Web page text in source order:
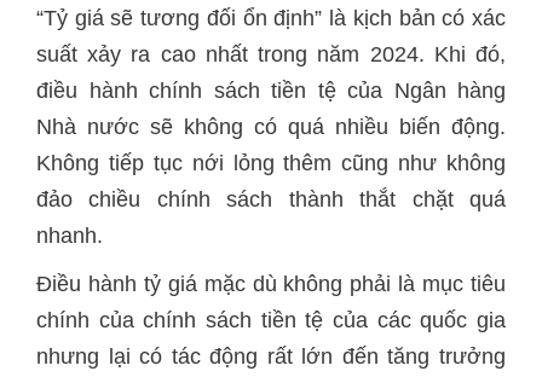
“Tỷ giá sẽ tương đối ổn định” là kịch bản có xác
suất xảy ra cao nhất trong năm 2024. Khi đó,
điều hành chính sách tiền tệ của Ngân hàng
Nhà nước sẽ không có quá nhiều biến động.
Không tiếp tục nới lỏng thêm cũng như không
đảo chiều chính sách thành thắt chặt quá
nhanh.
Điều hành tỷ giá mặc dù không phải là mục tiêu
chính của chính sách tiền tệ của các quốc gia
nhưng lại có tác động rất lớn đến tăng trưởng